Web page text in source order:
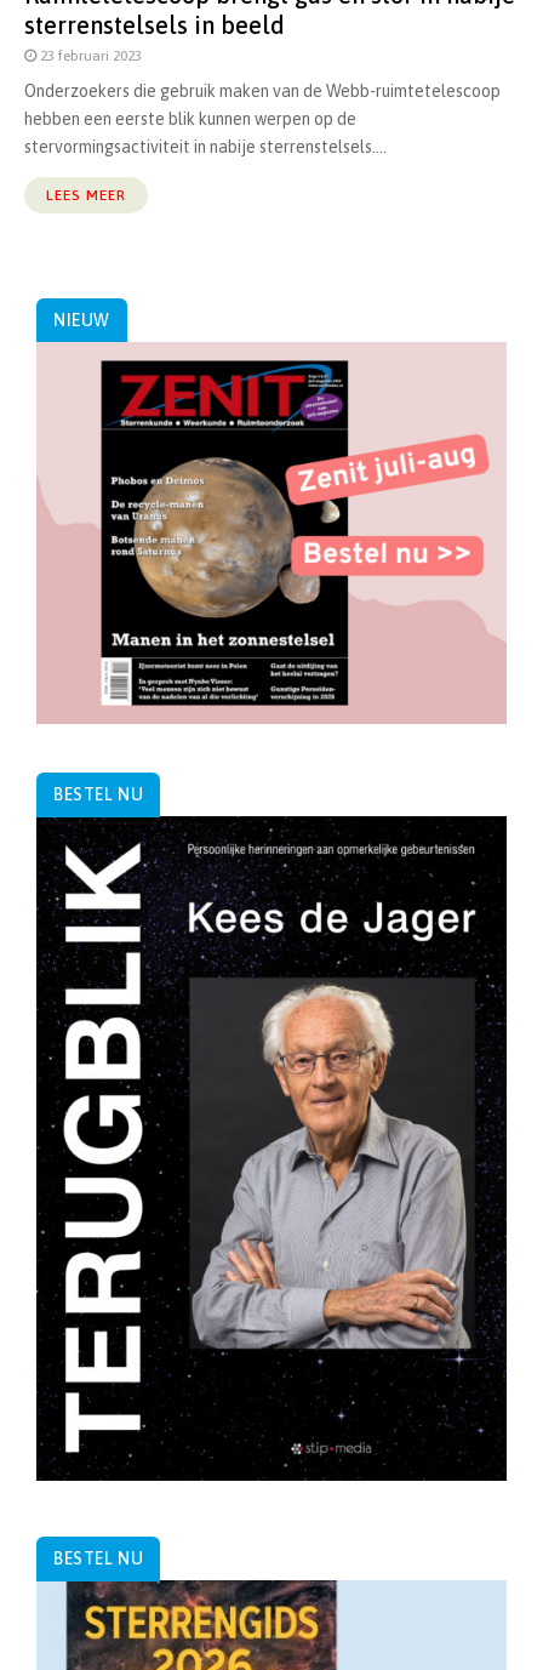
sterrenstelsels in beeld
23 februari 2023
Onderzoekers die gebruik maken van de Webb-ruimtetelescoop
hebben een eerste blik kunnen werpen op de
stervormingsactiviteit in nabije sterrenstelsels....
LEES MEER
NIEUW
BESTEL NU
BESTEL NU